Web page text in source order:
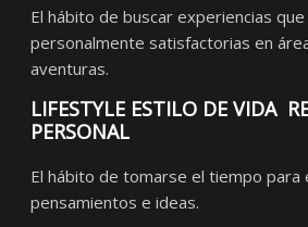
El hábito de buscar experiencias
personalmente satisfactorias en
aventuras.
LIFESTYLE ESTILO DE VIDA
PERSONAL
El hábito de tomarse el tiempo para
pensamientos e ideas.